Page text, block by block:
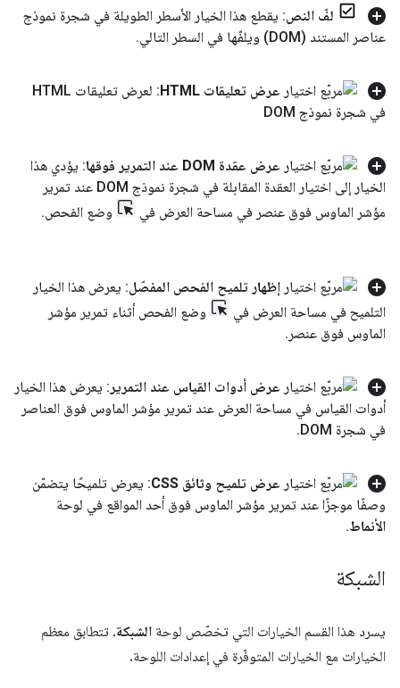
لفّ النص: يقطع هذا الخيار الأسطر الطويلة في شجرة نموذج
عناصر المستند (DOM) ويلفّها في السطر التالي
.
عرض تعليقات HTML
: لعرض تعليقات HTML
في شجرة نموذج DOM
عرض عقدة DOM عند التمرير فوقها
: يؤدي هذا
الخيار إلى اختيار العقدة المقابلة في شجرة نموذج DOM عند تمرير
مؤشر الماوس فوق عنصر في مساحة العرض في
وضع الفحص .
إظهار تلميح الفحص المفصّل: يعرض هذا الخيار
التلميح في مساحة العرض في
وضع الفحص أثناء تمرير مؤشر
الماوس فوق عنصر .
عرض أدوات القياس عند التمرير : يعرض هذا الخيار
أدوات القياس في مساحة العرض عند تمرير مؤشر الماوس فوق العناصر
في شجرة DOM
.
عرض تلميح وثائق CSS
: يعرض تلميحًا يتضمّن
وصفًا موجزًا عند تمرير مؤشر الماوس فوق أحد المواقع في لوحة
الأنماط.
الشبكة
يسرد هذا القسم الخيارات التي تخصّص لوحة الشبكة. تتطابق معظم
الخيارات مع الخيارات المتوفّرة في إعدادات اللوحة.